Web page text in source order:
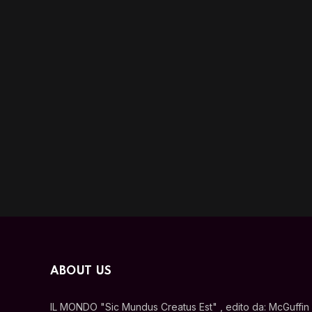
ABOUT US
IL MONDO "Sic Mundus Creatus Est" , edito da: McGuffin